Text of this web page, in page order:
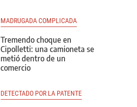
MADRUGADA COMPLICADA
Tremendo choque en
Cipolletti: una camioneta se
metió dentro de un
comercio
DETECTADO POR LA PATENTE